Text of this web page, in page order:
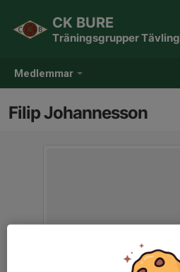
Medlemmar
CK BURE
Träningsgrupper Tävling
Filip Johannesson